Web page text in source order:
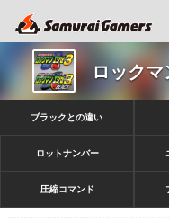
ロック
ブラックとの違い
ロットナンバー
圧縮コマンド